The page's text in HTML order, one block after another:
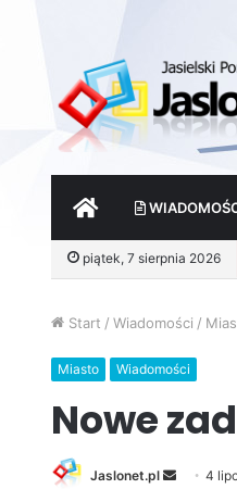
START
piątek, 7 sierpnia 2026
Start / Wiadomości /
Miasto Wiadomości
Nowe
Jaslonet.pl 4